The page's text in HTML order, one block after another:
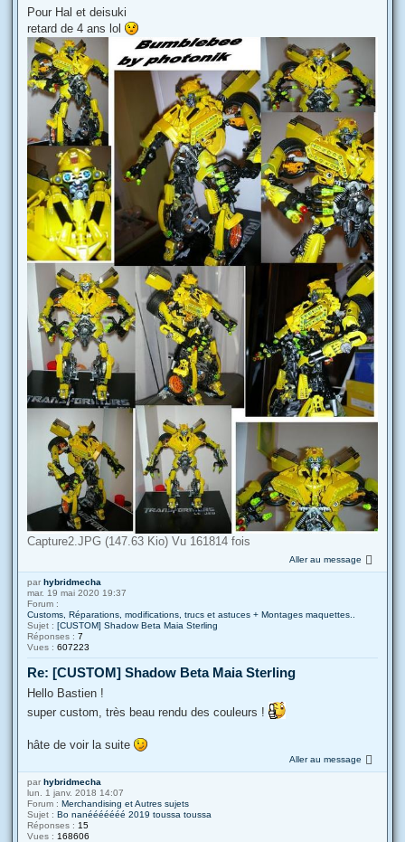
Pour Hal et deisuki
retard de 4 ans lol
Capture2.JPG (147.63 Kio) Vu 161814 fois
Aller au message
par hybridmecha
mar. 19 mai 2020 19:37
Forum :
Customs, Réparations, modifications, trucs et astuces + Montages maquettes..
Sujet : [CUSTOM] Shadow Beta Maia Sterling
Réponses : 7
Vues : 607223
Re: [CUSTOM] Shadow Beta Maia Sterling
Hello Bastien !
super custom, très beau rendu des couleurs !
hâte de voir la suite
Aller au message
par hybridmecha
lun. 1 janv. 2018 14:07
Forum : Merchandising et Autres sujets
Sujet : Bo nanééééééé 2019 toussa toussa
Réponses : 15
Vues : 168606